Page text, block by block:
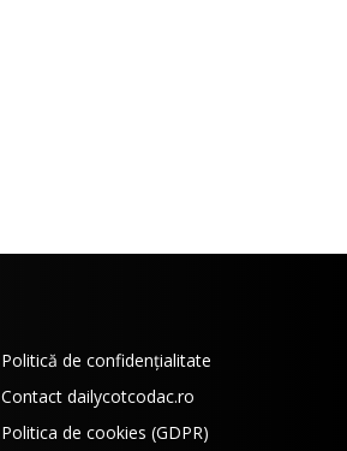
Politică de confidențialitate
Contact dailycotcodac.ro
Politica de cookies (GDPR)